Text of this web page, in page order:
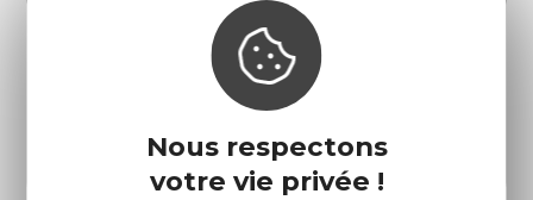
Nous respectons
votre vie privée !